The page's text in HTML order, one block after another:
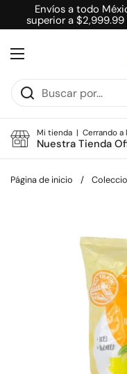
Ir al contenido
Envíos a todo
superior a
Abrir menú
Mi tienda | Cerrando a
Nuestra Tienda
Página de inicio /